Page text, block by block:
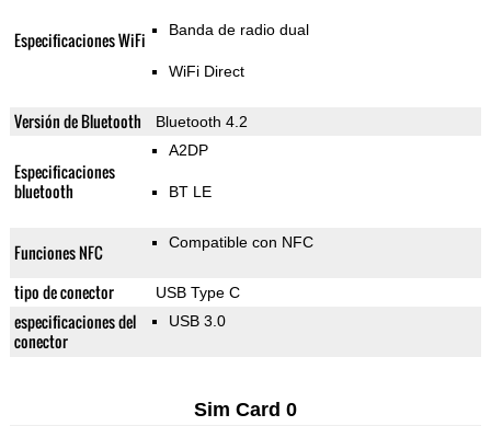
Especificaciones WiFi Banda de radio dual
WiFi Direct
Versión de Bluetooth Bluetooth 4.2
Especificaciones
bluetooth
A2DP
BT LE
Funciones NFC Compatible con NFC
tipo de conector USB Type C
especificaciones del
conector
USB 3.0
Sim Card 0